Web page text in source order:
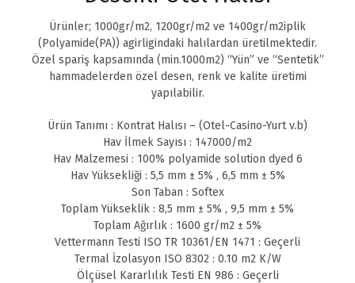
Ürünler; 1000gr/m2, 1200gr/m2 ve 1400gr/m2iplik
(Polyamide(PA)) agirligindaki halılardan üretilmektedir.
Özel spariş kapsamında (min.1000m2) “Yün” ve “Sentetik”
hammadelerden özel desen, renk ve kalite üretimi
yapılabilir.
Ürün Tanımı : Kontrat Halısı – (Otel-Casino-Yurt v.b)
Hav İlmek Sayısı : 147000/m2
Hav Malzemesi : 100% polyamide solution dyed 6
Hav Yüksekliği : 5,5 mm ± 5% , 6,5 mm ± 5%
Son Taban : Softex
Toplam Yükseklik : 8,5 mm ± 5% , 9,5 mm ± 5%
Toplam Ağırlık : 1600 gr/m2 ± 5%
Vettermann Testi ISO TR 10361/EN 1471 : Geçerli
Termal İzolasyon ISO 8302 : 0.10 m2 K/W
Ölçüsel Kararlılık Testi EN 986 : Geçerli